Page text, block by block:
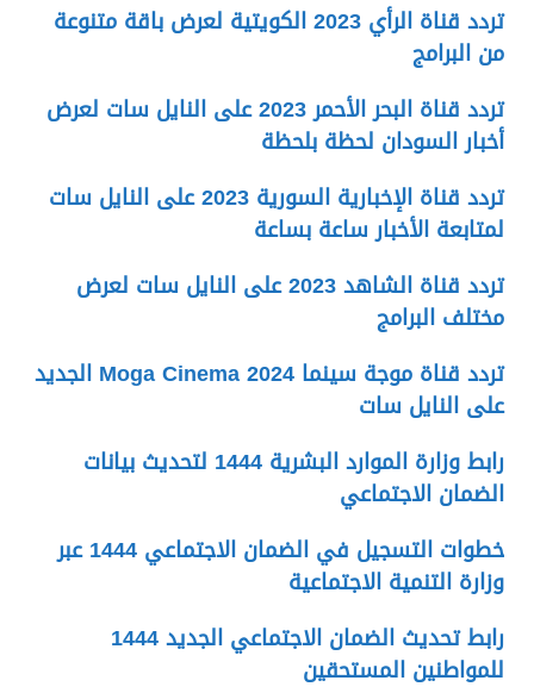
تردد قناة الرأي 2023 الكويتية لعرض باقة متنوعة
من البرامج
تردد قناة البحر الأحمر 2023 على النايل سات لعرض
أخبار السودان لحظة بلحظة
تردد قناة الإخبارية السورية 2023 على النايل سات
لمتابعة الأخبار ساعة بساعة
تردد قناة الشاهد 2023 على النايل سات لعرض
مختلف البرامج
تردد قناة موجة سينما 2024 Moga Cinema الجديد
على النايل سات
رابط وزارة الموارد البشرية 1444 لتحديث بيانات
الضمان الاجتماعي
خطوات التسجيل في الضمان الاجتماعي 1444 عبر
وزارة التنمية الاجتماعية
رابط تحديث الضمان الاجتماعي الجديد 1444
للمواطنين المستحقين